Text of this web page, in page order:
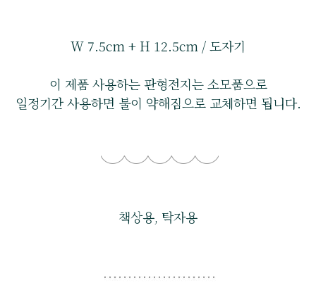
W 7.5cm + H 12.5cm / 도자기
이 제품 사용하는 판형전지는 소모품으로
일정기간 사용하면 불이 약해짐으로 교체하면 됩니다.
책상용, 탁자용